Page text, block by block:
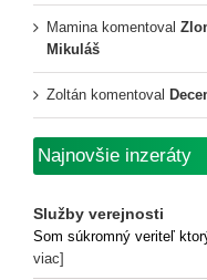
Maminakomentoval
Mikuláš
Zoltán komentoval
Najnovšie inzeráty
Služby verejnosti
Som súkromný veriteľ
viac]